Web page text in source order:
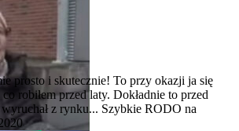
prosto i skutecznie! To przy okazji ja się
robiłem przed laty. Dokładnie to przed
z rynku... Szybkie RODO na